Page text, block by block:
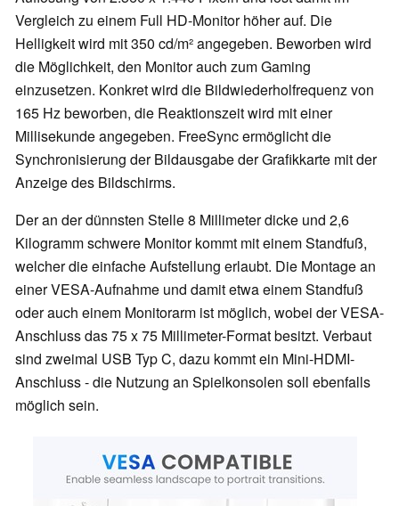
Vergleich zu einem Full HD-Monitor höher auf. Die
Helligkeit wird mit 350 cd/m² angegeben. Beworben wird
die Möglichkeit, den Monitor auch zum Gaming
einzusetzen. Konkret wird die Bildwiederholfrequenz von
165 Hz beworben, die Reaktionszeit wird mit einer
Millisekunde angegeben. FreeSync ermöglicht die
Synchronisierung der Bildausgabe der Grafikkarte mit der
Anzeige des Bildschirms.
Der an der dünnsten Stelle 8 Millimeter dicke und 2,6
Kilogramm schwere Monitor kommt mit einem Standfuß,
welcher die einfache Aufstellung erlaubt. Die Montage an
einer VESA-Aufnahme und damit etwa einem Standfuß
oder auch einem Monitorarm ist möglich, wobei der VESA-
Anschluss das 75 x 75 Millimeter-Format besitzt. Verbaut
sind zweimal USB Typ C, dazu kommt ein Mini-HDMI-
Anschluss - die Nutzung an Spielkonsolen soll ebenfalls
möglich sein.